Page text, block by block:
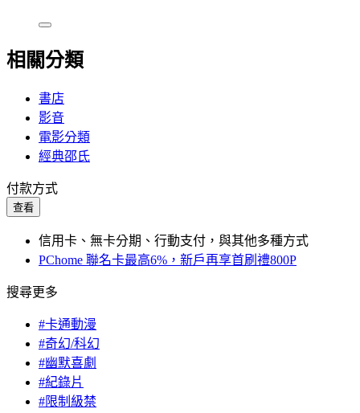
相關分類
書店
影音
電影分類
經典邵氏
付款方式
查看
信用卡、無卡分期、行動支付，與其他多種方式
PChome 聯名卡最高6%，新戶再享首刷禮800P
搜尋更多
#卡通動漫
#奇幻/科幻
#幽默喜劇
#紀錄片
#限制級禁